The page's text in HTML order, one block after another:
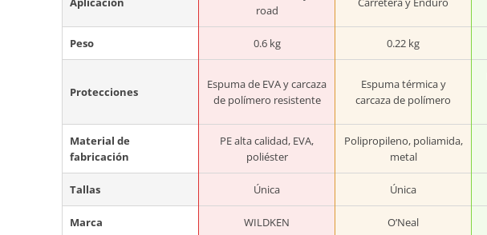
road
Peso 0.6 kg 0.22 kg
Protecciones
Espuma de EVA y carcaza
de polímero resistente
Espuma térmica y
carcaza de polímero
Material de
fabricación
PE alta calidad, EVA,
poliéster
Polipropileno, poliamida,
metal
Tallas Única Única
Marca WILDKEN O’Neal